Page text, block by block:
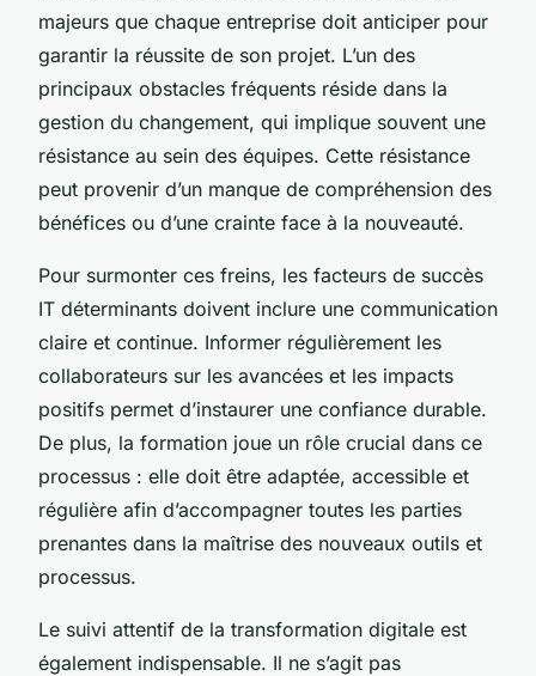
majeurs que chaque entreprise doit anticiper pour
garantir la réussite de son projet. L’un des
principaux obstacles fréquents réside dans la
gestion du changement, qui implique souvent une
résistance au sein des équipes. Cette résistance
peut provenir d’un manque de compréhension des
bénéfices ou d’une crainte face à la nouveauté.
Pour surmonter ces freins, les facteurs de succès
IT déterminants doivent inclure une communication
claire et continue. Informer régulièrement les
collaborateurs sur les avancées et les impacts
positifs permet d’instaurer une confiance durable.
De plus, la formation joue un rôle crucial dans ce
processus : elle doit être adaptée, accessible et
régulière afin d’accompagner toutes les parties
prenantes dans la maîtrise des nouveaux outils et
processus.
Le suivi attentif de la transformation digitale est
également indispensable. Il ne s’agit pas